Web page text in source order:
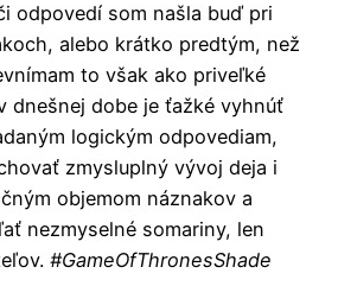
odpovedí som našla buď pri
alebo krátko predtým, než
to však ako priveľké
dnešnej dobe je ťažké vyhnúť
logickým odpovediam,
zmysluplný vývoj deja i
objemom náznakov a
nezmyselné somariny, len
#GameOfThronesShade